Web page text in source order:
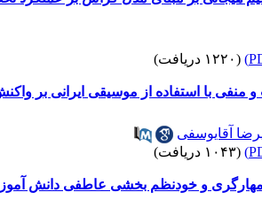
(۱۲۲۰ دریافت)
و منفی با استفاده از موسیقی ایرانی بر
آقایوسفی
(۱۰۴۳ دریافت)
و خودنظم بخشی عاطفی دانش